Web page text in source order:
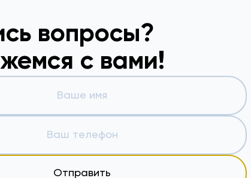
вопросы?
с вами!
Отправить